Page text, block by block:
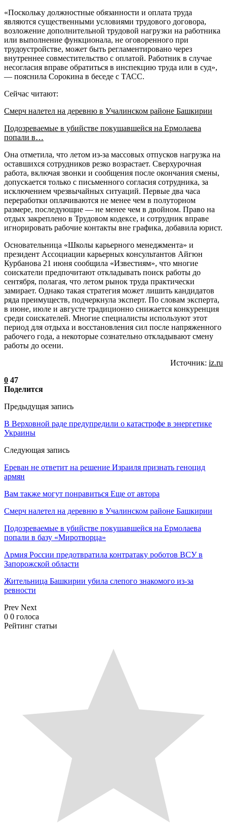
«Поскольку должностные обязанности и оплата труда
являются существенными условиями трудового договора,
возложение дополнительной трудовой нагрузки на работника
или выполнение функционала, не оговоренного при
трудоустройстве, может быть регламентировано через
внутреннее совместительство с оплатой. Работник в случае
несогласия вправе обратиться в инспекцию труда или в суд»,
— пояснила Сорокина в беседе с ТАСС.
Сейчас читают:
Смерч налетел на деревню в Учалинском районе Башкирии
Подозреваемые в убийстве покушавшейся на Ермолаева
попали в…
Она отметила, что летом из-за массовых отпусков нагрузка на
оставшихся сотрудников резко возрастает. Сверхурочная
работа, включая звонки и сообщения после окончания смены,
допускается только с письменного согласия сотрудника, за
исключением чрезвычайных ситуаций. Первые два часа
переработки оплачиваются не менее чем в полуторном
размере, последующие — не менее чем в двойном. Право на
отдых закреплено в Трудовом кодексе, и сотрудник вправе
игнорировать рабочие контакты вне графика, добавила юрист.
Основательница «Школы карьерного менеджмента» и
президент Ассоциации карьерных консультантов Айгюн
Курбанова 21 июня сообщила «Известиям», что многие
соискатели предпочитают откладывать поиск работы до
сентября, полагая, что летом рынок труда практически
замирает. Однако такая стратегия может лишить кандидатов
ряда преимуществ, подчеркнула эксперт. По словам эксперта,
в июне, июле и августе традиционно снижается конкуренция
среди соискателей. Многие специалисты используют этот
период для отдыха и восстановления сил после напряженного
рабочего года, а некоторые сознательно откладывают смену
работы до осени.
Источник: iz.ru
0 47
Поделится
Предыдущая запись
В Верховной раде предупредили о катастрофе в энергетике
Украины
Следующая запись
Ереван не ответит на решение Израиля признать геноцид
армян
Вам также могут понравиться Еще от автора
Смерч налетел на деревню в Учалинском районе Башкирии
Подозреваемые в убийстве покушавшейся на Ермолаева
попали в базу «Миротворца»
Армия России предотвратила контратаку роботов ВСУ в
Запорожской области
Жительница Башкирии убила слепого знакомого из-за
ревности
Prev Next
0 0 голоса
Рейтинг статьи